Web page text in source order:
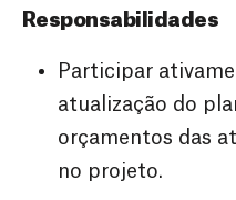
Responsabilidades
Participar
atualização do
orçamentos das
no projeto.